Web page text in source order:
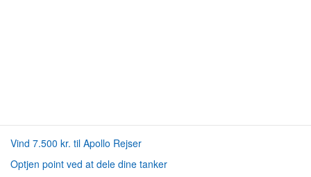
Vind 7.500 kr. til Apollo Rejser
Optjen point ved at dele dine tanker